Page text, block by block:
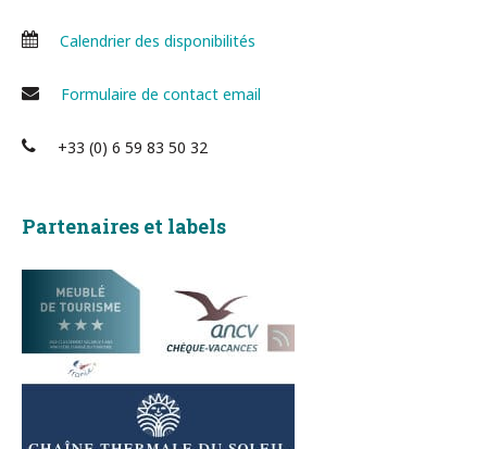
Calendrier des disponibilités
Formulaire de contact email
+33 (0) 6 59 83 50 32
Partenaires et labels